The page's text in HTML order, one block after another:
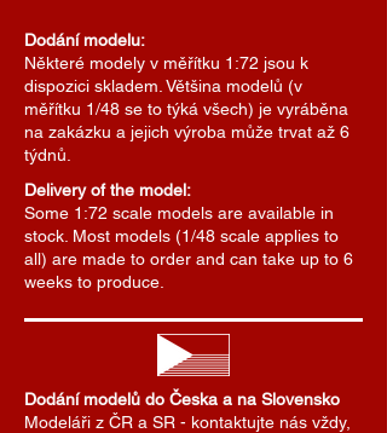
Dodání modelu:
Některé modely v měřítku 1:72 jsou k
dispozici skladem. Většina modelů (v
měřítku 1/48 se to týká všech) je vyráběna
na zakázku a jejich výroba může trvat až 6
týdnů.
Delivery of the model:
Some 1:72 scale models are available in
stock. Most models (1/48 scale applies to
all) are made to order and can take up to 6
weeks to produce.
Dodání modelů do Česka a na Slovensko
Modeláři z ČR a SR - kontaktujte nás vždy,